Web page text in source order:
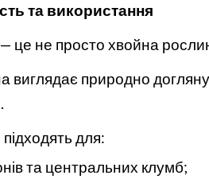
та використання
це не просто хвойна
виглядає природно
для:
та центральних клумб;